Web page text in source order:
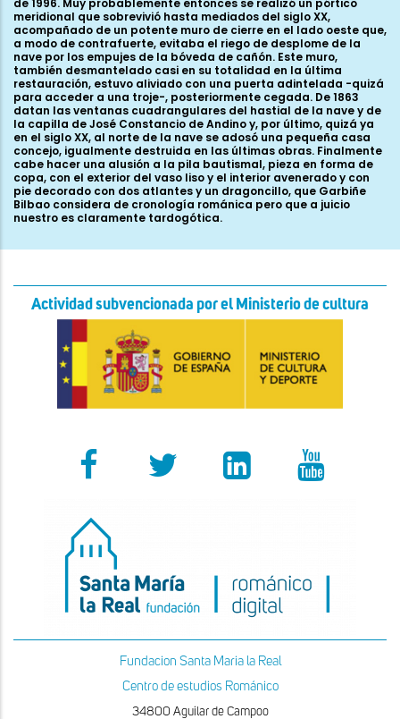
Actividad subvencionada por el Ministerio de cultura
Fundacion Santa Maria la Real
Centro de estudios Románico
34800 Aguilar de Campoo